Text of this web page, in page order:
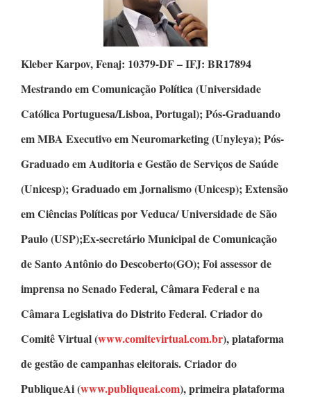
Kleber Karpov,Fenaj: 10379-DF – IFJ: BR17894
Mestrando em Comunicação Política(Universidade
Católica Portuguesa/Lisboa, Portugal);Pós-Graduando
em MBA Executivo em Neuromarketing(Unyleya);Pós-
Graduado em Auditoria e Gestão de Serviços de Saúde
(Unicesp);Graduado em Jornalismo(Unicesp);Extensão
em Ciências Políticaspor Veduca/ Universidade de São
Paulo (USP);Ex-secretário Municipal de Comunicação
de Santo Antônio do Descoberto(GO); Foi assessor de
imprensa no Senado Federal, Câmara Federal e na
Câmara Legislativa do Distrito Federal.Criador do
Comitê Virtual(www.comitevirtual.com.br), plataforma
de gestão de campanhas eleitorais.Criador do
PubliqueAi(www.publiqueai.com), primeira plataforma